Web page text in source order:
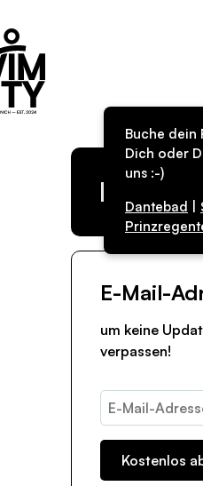
Buche dein
Dich oder
uns :-)
Dantebad
Kurs in
E-Mail-
um keine
verpassen!